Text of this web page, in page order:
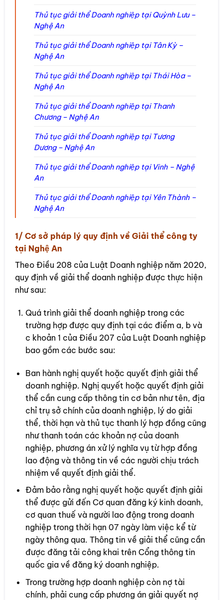
Thủ tục giải thể Doanh nghiệp tại Quỳnh Lưu –
Nghệ An
Thủ tục giải thể Doanh nghiệp tại Tân Kỳ –
Nghệ An
Thủ tục giải thể Doanh nghiệp tại Thái Hòa –
Nghệ An
Thủ tục giải thể Doanh nghiệp tại Thanh
Chương – Nghệ An
Thủ tục giải thể Doanh nghiệp tại Tương
Dương – Nghệ An
Thủ tục giải thể Doanh nghiệp tại Vinh – Nghệ
An
Thủ tục giải thể Doanh nghiệp tại Yên Thành –
Nghệ An
1/ Cơ sở pháp lý quy định về Giải thể công ty
tại Nghệ An
Theo Điều 208 của Luật Doanh nghiệp năm 2020,
quy định về giải thể doanh nghiệp được thực hiện
như sau:
Quá trình giải thể doanh nghiệp trong các
trường hợp được quy định tại các điểm a, b và
c khoản 1 của Điều 207 của Luật Doanh nghiệp
bao gồm các bước sau:
Ban hành nghị quyết hoặc quyết định giải thể
doanh nghiệp. Nghị quyết hoặc quyết định giải
thể cần cung cấp thông tin cơ bản như tên, địa
chỉ trụ sở chính của doanh nghiệp, lý do giải
thể, thời hạn và thủ tục thanh lý hợp đồng cũng
như thanh toán các khoản nợ của doanh
nghiệp, phương án xử lý nghĩa vụ từ hợp đồng
lao động và thông tin về các người chịu trách
nhiệm về quyết định giải thể.
Đảm bảo rằng nghị quyết hoặc quyết định giải
thể được gửi đến Cơ quan đăng ký kinh doanh,
cơ quan thuế và người lao động trong doanh
nghiệp trong thời hạn 07 ngày làm việc kể từ
ngày thông qua. Thông tin về giải thể cũng cần
được đăng tải công khai trên Cổng thông tin
quốc gia về đăng ký doanh nghiệp.
Trong trường hợp doanh nghiệp còn nợ tài
chính, phải cung cấp phương án giải quyết nợ